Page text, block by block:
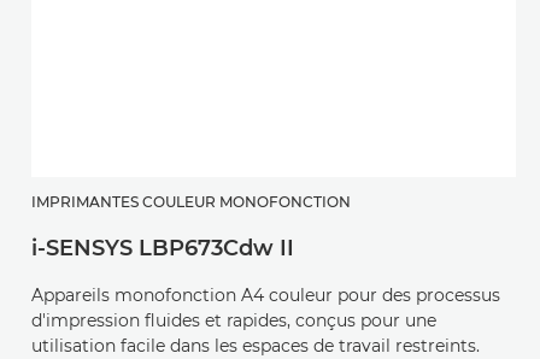
IMPRIMANTES COULEUR MONOFONCTION
i-SENSYS LBP673Cdw II
Appareils monofonction A4 couleur pour des processus
d'impression fluides et rapides, conçus pour une
utilisation facile dans les espaces de travail restreints.